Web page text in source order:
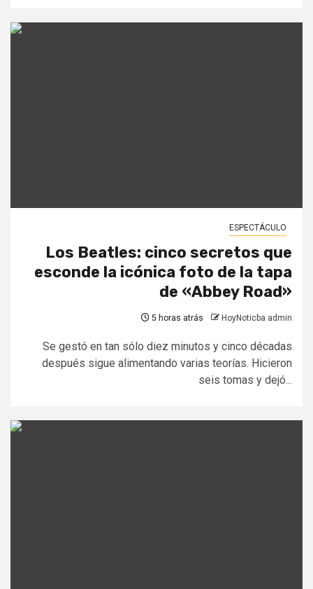
ESPECTÁCULO
Los Beatles: cinco secretos que
esconde la icónica foto de la tapa
de «Abbey Road»
5 horas atrás HoyNoticba admin
Se gestó en tan sólo diez minutos y cinco décadas
después sigue alimentando varias teorías. Hicieron
seis tomas y dejó...